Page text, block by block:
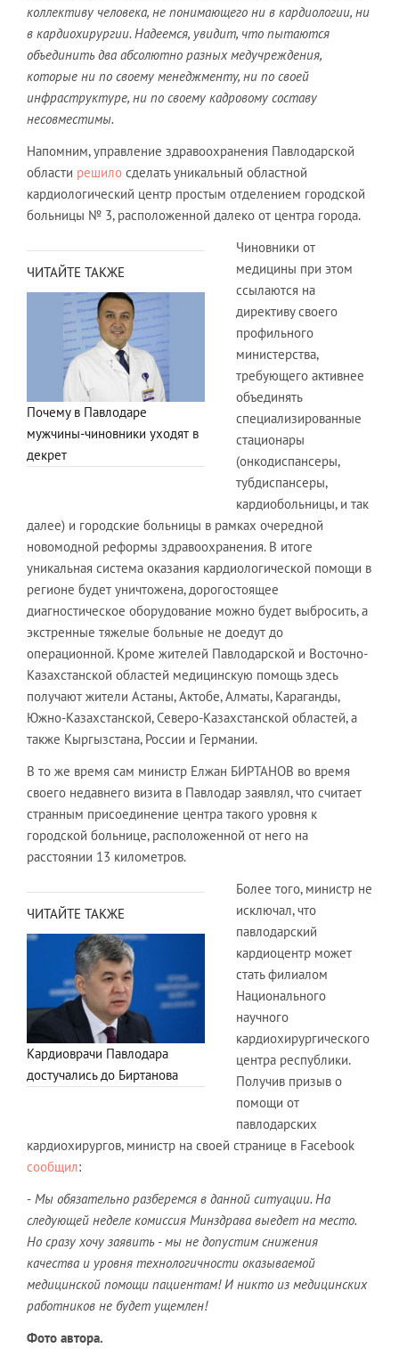
коллективу человека, не понимающего ни в кардиологии, ни
в кардиохирургии. Надеемся, увидит, что пытаются
объединить два абсолютно разных медучреждения,
которые ни по своему менеджменту, ни по своей
инфраструктуре, ни по своему кадровому составу
несовместимы.
Напомним, управление здравоохранения Павлодарской
области решило сделать уникальный областной
кардиологический центр простым отделением городской
больницы № 3, расположенной далеко от центра города.
ЧИТАЙТЕ ТАКЖЕ
Почему в Павлодаре
мужчины-чиновники уходят в
декрет
Чиновники от
медицины при этом
ссылаются на
директиву своего
профильного
министерства,
требующего активнее
объединять
специализированные
стационары
(онкодиспансеры,
тубдиспансеры,
кардиобольницы, и так
далее) и городские больницы в рамках очередной
новомодной реформы здравоохранения. В итоге
уникальная система оказания кардиологической помощи в
регионе будет уничтожена, дорогостоящее
диагностическое оборудование можно будет выбросить, а
экстренные тяжелые больные не доедут до
операционной. Кроме жителей Павлодарской и Восточно-
Казахстанской областей медицинскую помощь здесь
получают жители Астаны, Актобе, Алматы, Караганды,
Южно-Казахстанской, Северо-Казахстанской областей, а
также Кыргызстана, России и Германии.
В то же время сам министр Елжан БИРТАНОВ во время
своего недавнего визита в Павлодар заявлял, что считает
странным присоединение центра такого уровня к
городской больнице, расположенной от него на
расстоянии 13 километров.
ЧИТАЙТЕ ТАКЖЕ
Кардиоврачи Павлодара
достучались до Биртанова
Более того, министр не
исключал, что
павлодарский
кардиоцентр может
стать филиалом
Национального
научного
кардиохирургического
центра республики.
Получив призыв о
помощи от
павлодарских
кардиохирургов, министр на своей странице в Facebook
сообщил:
- Мы обязательно разберемся в данной ситуации. На
следующей неделе комиссия Минздрава выедет на место.
Но сразу хочу заявить - мы не допустим снижения
качества и уровня технологичности оказываемой
медицинской помощи пациентам! И никто из медицинских
работников не будет ущемлен!
Фото автора.